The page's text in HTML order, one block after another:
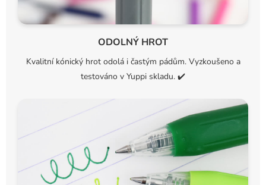
ODOLNÝ HROT
Kvalitní kónický hrot odolá i častým pádům. Vyzkoušeno a
testováno v Yuppi skladu. ✔️